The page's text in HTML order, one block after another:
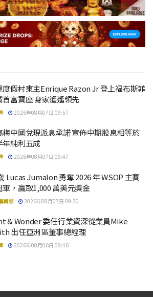
度假村東主Enrique Razon Jr 登上福布斯菲
首富寶座 身家遙遙領先
2026年08月07日 09:57
梅中國兌現派息承諾 宣佈中期股息相等於
年純利五成
2026年08月07日 09:47
Lucas Jumalon 勇奪 2026 年 WSOP 主賽
軍，贏取1,000 萬美元獎金
輯部 2026年08月07日 09:30
& Wonder 委任行業資深從業員Mike
出任亞洲區董事總經理
2026年08月06日 09:46